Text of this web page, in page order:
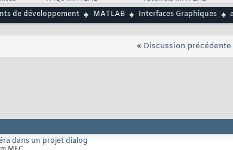
33
34
35
'DataAspectRatio', [1 1 1]
'Hittest', 'on')
de développement MATLAB Interfaces Graphiques
« Discussion précédente
dans un projet dialog